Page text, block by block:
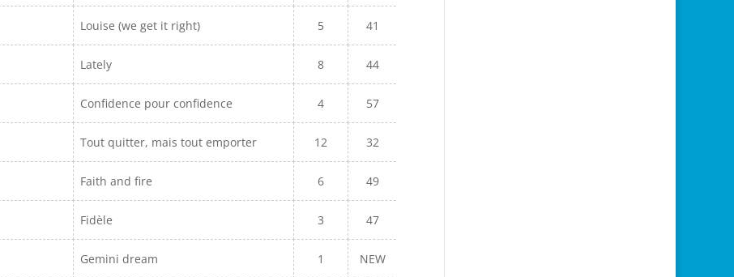
Louise (we get it right) 5 41
Lately 8 44
Confidence pour confidence 4 57
Tout quitter, mais tout emporter 12 32
Faith and fire 6 49
Fidèle 3 47
Gemini dream 1 NEW